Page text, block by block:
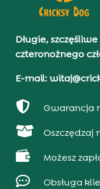
Długie,
czteronożnego
E-mail:
 Gwarancja
 Oszczędzaj
 Możesz
 Obsługa